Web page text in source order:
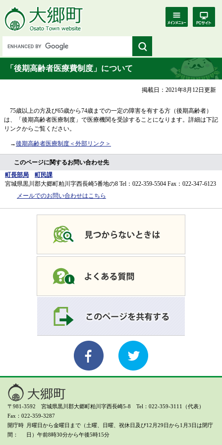
「後期高齢者医療費制度」について
掲載日：2021年8月12日更新
75歳以上の方及び65歳から74歳までの一定の障害を有する方（後期高齢者）
は、「後期高齢者医療制度」で医療機関を受診することになります。詳細は下記
リンクからご覧ください。
→後期高齢者医療制度 ＜外部リンク＞
このページに関するお問い合わせ先
町長部局
町民課
宮城県黒川郡大郷町粕川字西長崎5番地の8 Tel：022-359-5504 Fax：022-347-6123
メールでのお問い合わせはこちら
〒981-3592 宮城県黒川郡大郷町粕川字西長崎5-8 Tel：022-359-3111（代表）
Fax：022-359-3287
開庁時
間
月曜日から金曜日まで（土曜、日曜、祝休日及び12月29日から1月3日は閉庁
日） 午前8時30分から午後5時15分